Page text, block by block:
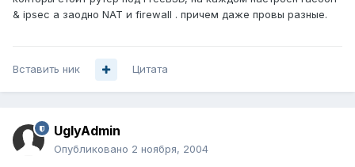
& ipsec а заодно NAT и firewall . причем даже провы разные.
Вставить ник Цитата
UglyAdmin
Опубликовано 2 ноября, 2004